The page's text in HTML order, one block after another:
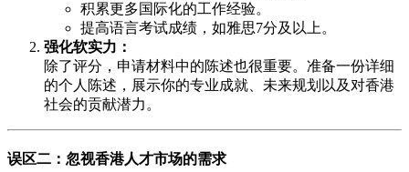
积累更多国际化的工作经验。
提高语言考试成绩，如雅思7分及以上。
强化软实力：
除了评分，申请材料中的陈述也很重要。准备一份详细
的个人陈述，展示你的专业成就、未来规划以及对香港
社会的贡献潜力。
误区二：忽视香港人才市场的需求